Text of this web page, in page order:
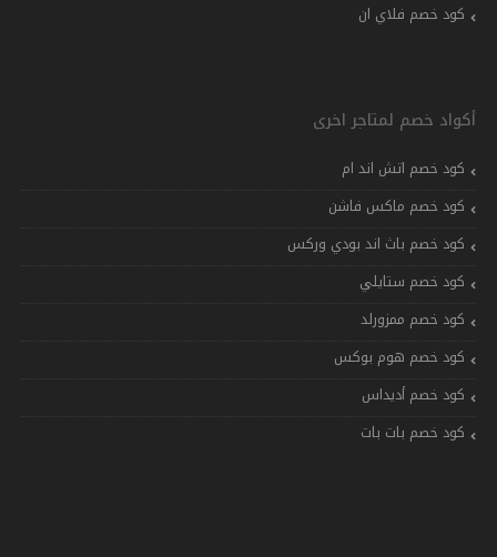
كود خصم فلاي ان
أكواد خصم لمتاجر اخرى
كود خصم اتش اند ام
كود خصم ماكس فاشن
كود خصم باث اند بودي وركس
كود خصم ستايلي
كود خصم ممزورلد
كود خصم هوم بوكس
كود خصم أديداس
كود خصم بات بات